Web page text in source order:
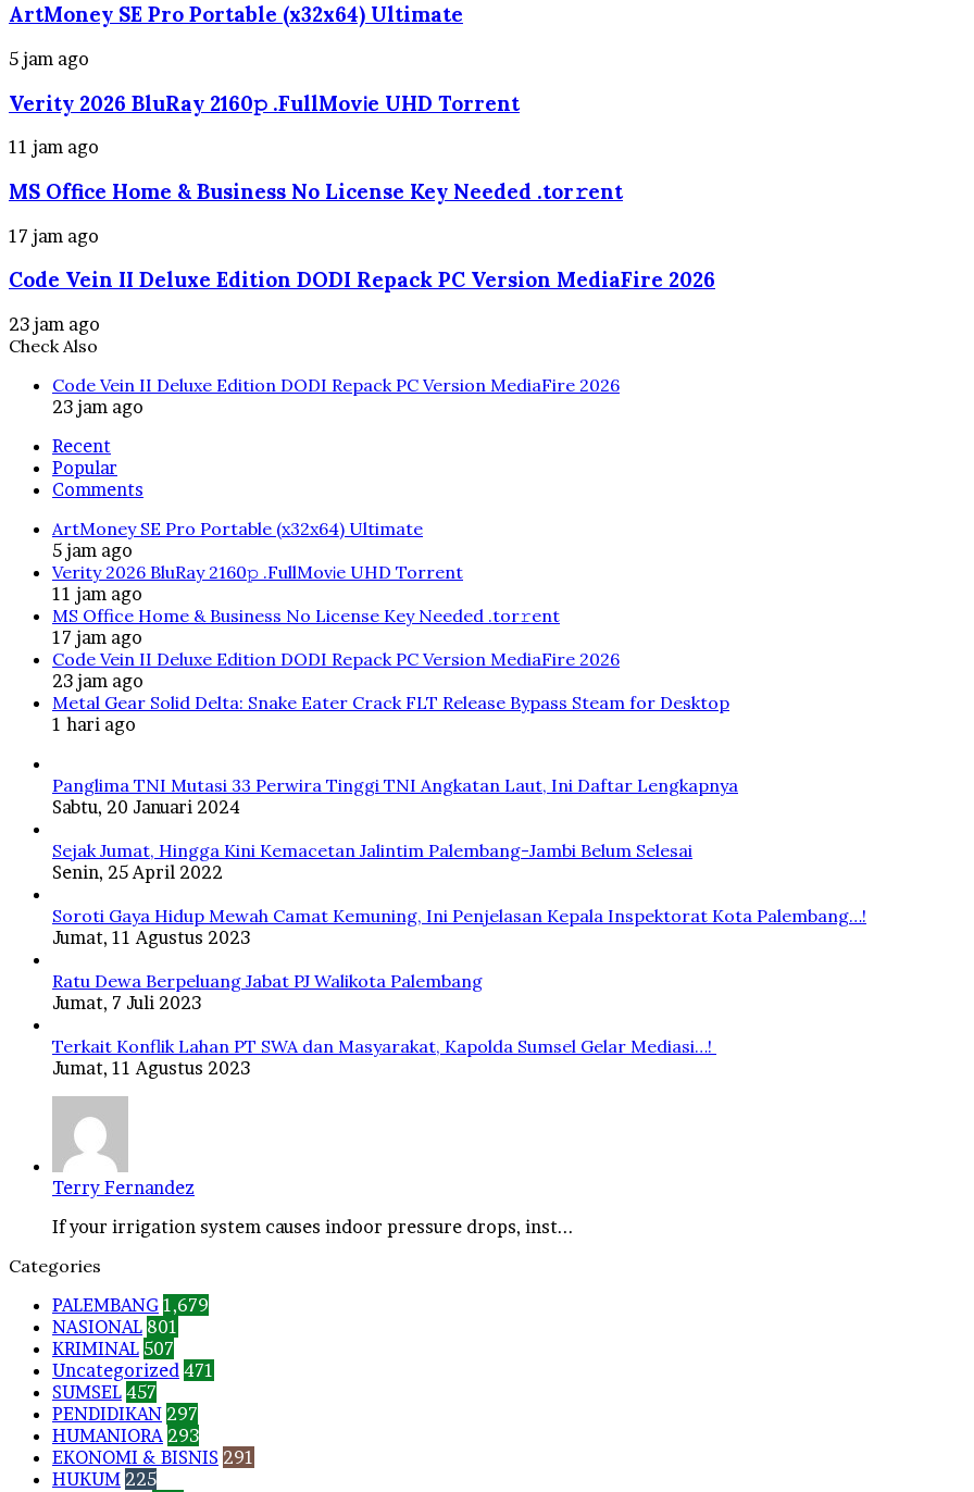
ArtMoney SE Pro Portable (x32x64) Ultimate
5 jam ago
Verity 2026 BluRay 2160𝚙 .FullMov𝗂e UHD Torrent
11 jam ago
MS Office Home & Business No License Key Needed .tоr𝚛еnt
17 jam ago
Code Vein II Deluxe Edition DODI Repack PC Version MediaFire 2026
23 jam ago
Check Also
Code Vein II Deluxe Edition DODI Repack PC Version MediaFire 2026
23 jam ago
Recent
Popular
Comments
ArtMoney SE Pro Portable (x32x64) Ultimate
5 jam ago
Verity 2026 BluRay 2160𝚙 .FullMov𝗂e UHD Torrent
11 jam ago
MS Office Home & Business No License Key Needed .tоr𝚛еnt
17 jam ago
Code Vein II Deluxe Edition DODI Repack PC Version MediaFire 2026
23 jam ago
Metal Gear Solid Delta: Snake Eater Crack FLT Release Bypass Steam for Desktop
1 hari ago
Panglima TNI Mutasi 33 Perwira Tinggi TNI Angkatan Laut, Ini Daftar Lengkapnya
Sabtu, 20 Januari 2024
Sejak Jumat, Hingga Kini Kemacetan Jalintim Palembang-Jambi Belum Selesai
Senin, 25 April 2022
Soroti Gaya Hidup Mewah Camat Kemuning, Ini Penjelasan Kepala Inspektorat Kota Palembang…!
Jumat, 11 Agustus 2023
Ratu Dewa Berpeluang Jabat PJ Walikota Palembang
Jumat, 7 Juli 2023
Terkait Konflik Lahan PT SWA dan Masyarakat, Kapolda Sumsel Gelar Mediasi…!
Jumat, 11 Agustus 2023
Terry Fernandez
If your irrigation system causes indoor pressure drops, inst...
Categories
PALEMBANG 1,679
NASIONAL 801
KRIMINAL 507
Uncategorized 471
SUMSEL 457
PENDIDIKAN 297
HUMANIORA 293
EKONOMI & BISNIS 291
HUKUM 225